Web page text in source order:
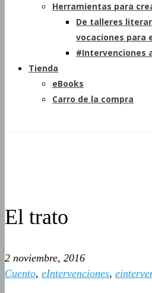
Herramientas para
De talleres
vocaciones para
#Intervenciones
Tienda
eBooks
Carro de la compra
El trato
2 noviembre, 2016
Cuento, eIntervenciones,